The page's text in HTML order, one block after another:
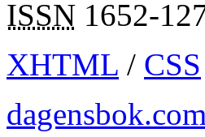
ISSN 1652-
XHTML / CSS